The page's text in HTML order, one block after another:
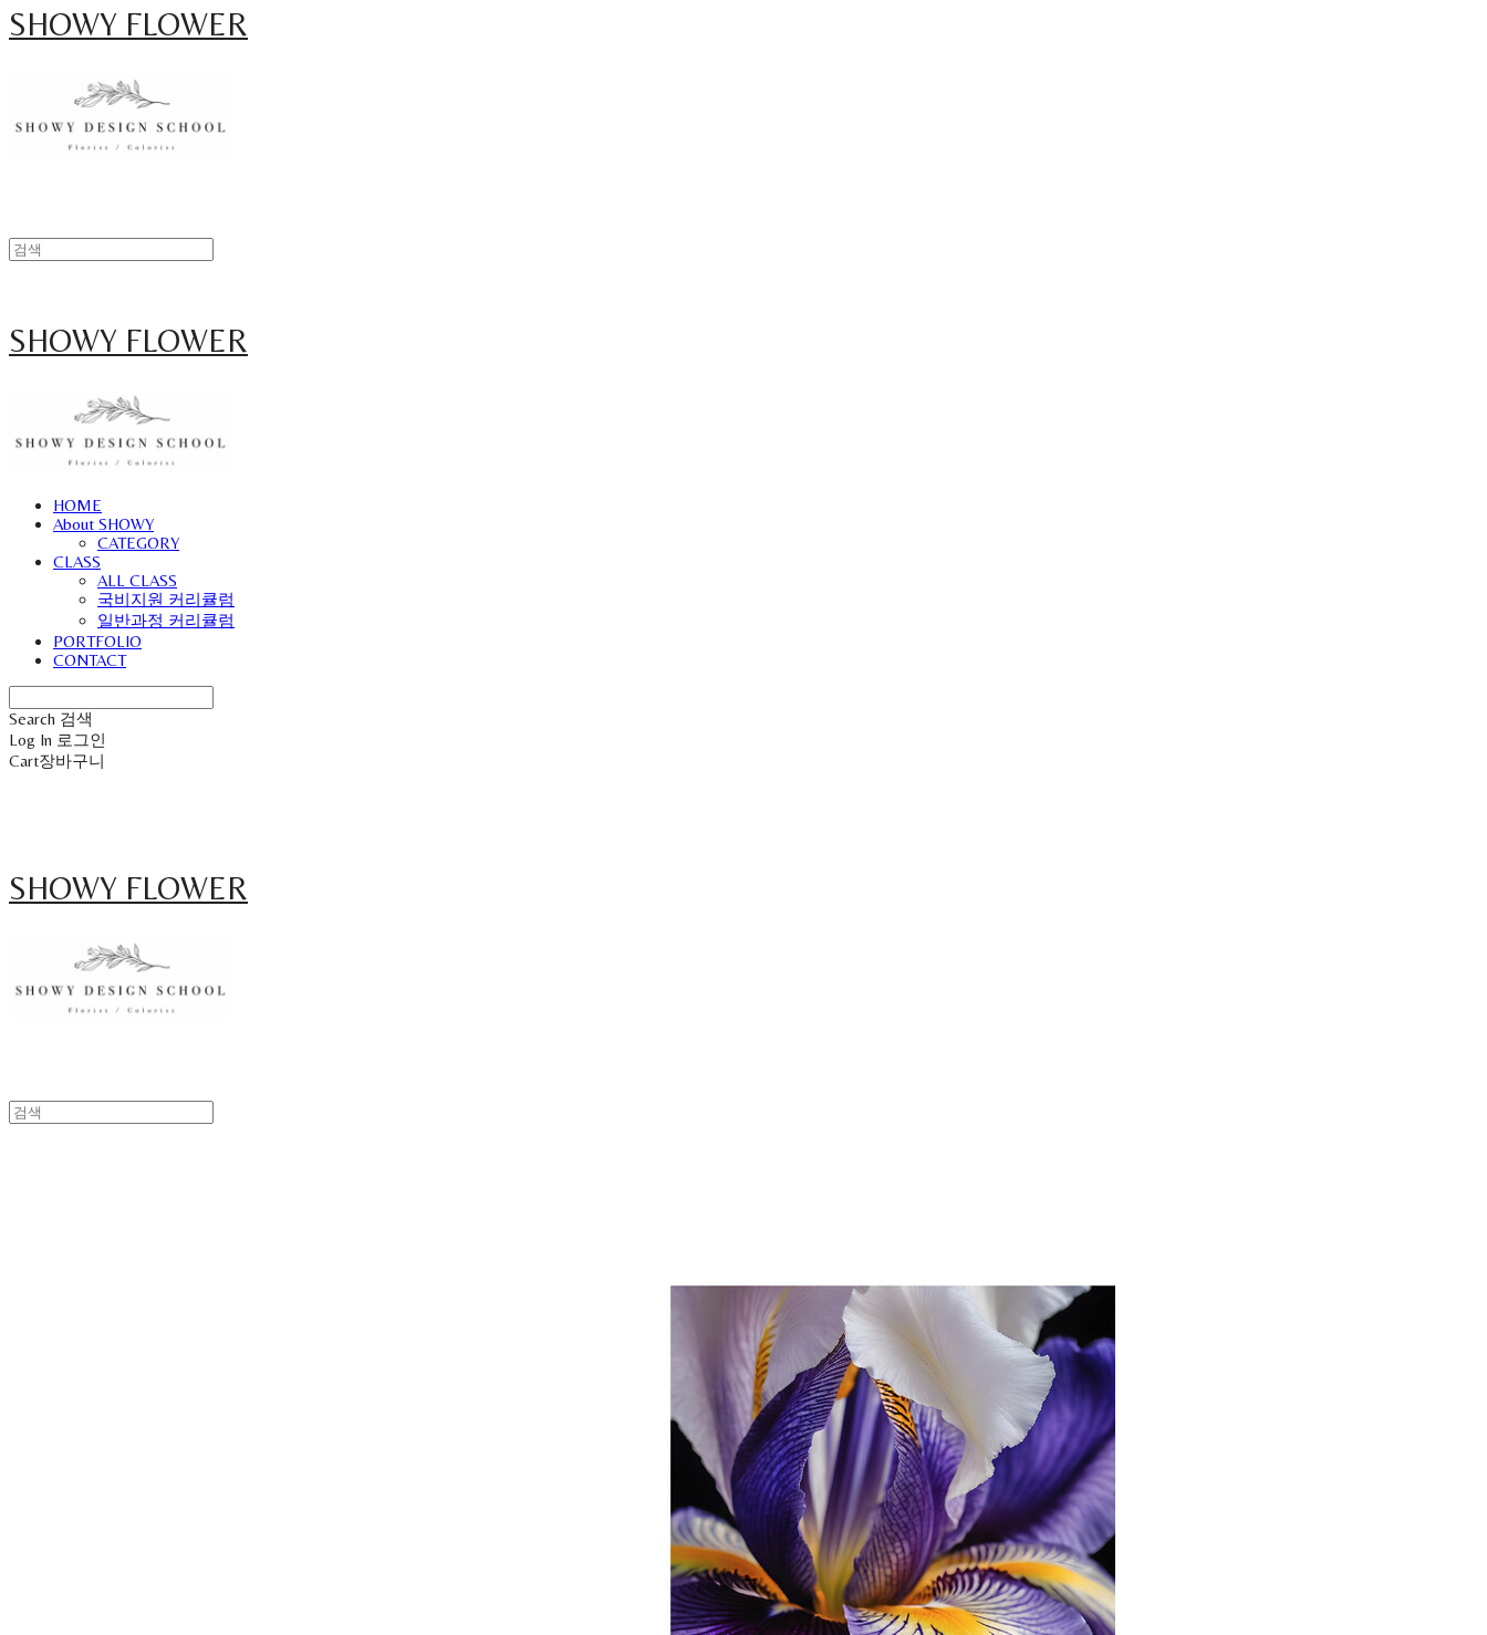
SHOWY FLOWER
SHOWY FLOWER
HOME
About SHOWY
CATEGORY
CLASS
ALL CLASS
국비지원 커리큘럼
일반과정 커리큘럼
PORTFOLIO
CONTACT
Search 검색
Log In 로그인
Cart장바구니
SHOWY FLOWER